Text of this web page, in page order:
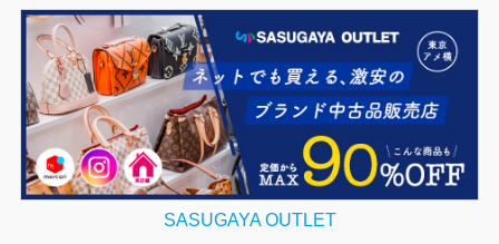
SASUGAYA OUTLET